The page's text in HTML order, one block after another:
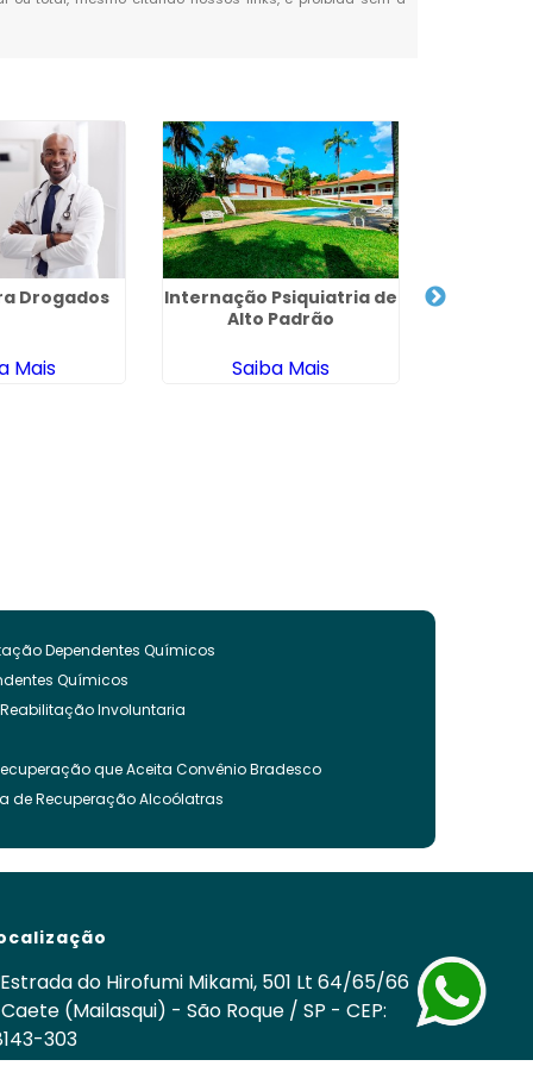
Drogados
Mais
Internação Psiquiatria de
Alto Padrão
Saiba Mais
Dependentes Químicos
Químicos
Involuntaria
que Aceita Convênio Bradesco
de Recuperação Alcoólatras
Drogas
para Tratamento de Alcoolismo
Drogas
Estrada do Hirofumi Mikami, 501 Lt 64/65/66
(Mailasqui) - São Roque / SP - CEP:
303